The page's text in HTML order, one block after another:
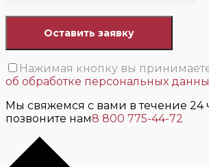
Нажимая кнопку вы
об обработке персональных
Мы свяжемся с вами в течение 24
позвоните нам8 800 775-44-72